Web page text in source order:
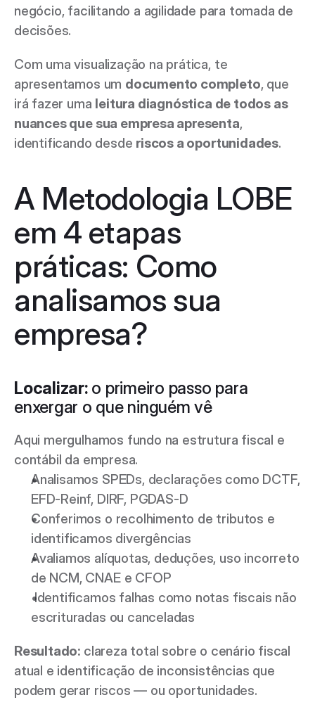
negócio, facilitando a agilidade para tomada de
decisões.
Com uma visualização na prática, te
apresentamos um documento completo, que
irá fazer uma leitura diagnóstica de todos as
nuances que sua empresa apresenta,
identificando desde riscos a oportunidades.
A Metodologia LOBE
em 4 etapas
práticas: Como
analisamos sua
empresa?
Localizar: o primeiro passo para
enxergar o que ninguém vê
Aqui mergulhamos fundo na estrutura fiscal e
contábil da empresa.
Analisamos SPEDs, declarações como DCTF,
EFD-Reinf, DIRF, PGDAS-D
Conferimos o recolhimento de tributos e
identificamos divergências
Avaliamos alíquotas, deduções, uso incorreto
de NCM, CNAE e CFOP
Identificamos falhas como notas fiscais não
escrituradas ou canceladas
Resultado: clareza total sobre o cenário fiscal
atual e identificação de inconsistências que
podem gerar riscos — ou oportunidades.